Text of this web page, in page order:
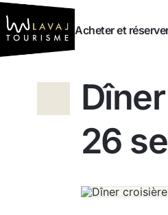
Vers le contenu
Acheter et
26